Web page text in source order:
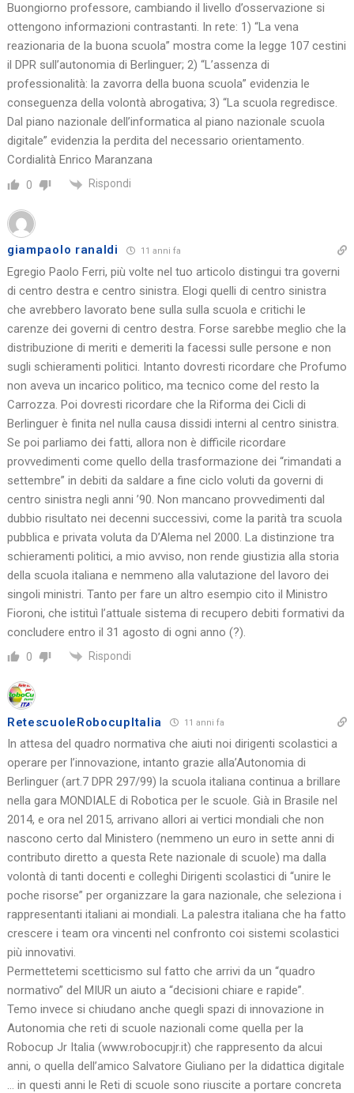
Buongiorno professore, cambiando il livello d’osservazione si
ottengono informazioni contrastanti. In rete: 1) “La vena
reazionaria de la buona scuola” mostra come la legge 107 cestini
il DPR sull’autonomia di Berlinguer; 2) “L’assenza di
professionalità: la zavorra della buona scuola” evidenzia le
conseguenza della volontà abrogativa; 3) “La scuola regredisce.
Dal piano nazionale dell’informatica al piano nazionale scuola
digitale” evidenzia la perdita del necessario orientamento.
Cordialità Enrico Maranzana
0 Rispondi
giampaolo ranaldi 11 anni fa
Egregio Paolo Ferri, più volte nel tuo articolo distingui tra governi
di centro destra e centro sinistra. Elogi quelli di centro sinistra
che avrebbero lavorato bene sulla sulla scuola e critichi le
carenze dei governi di centro destra. Forse sarebbe meglio che la
distribuzione di meriti e demeriti la facessi sulle persone e non
sugli schieramenti politici. Intanto dovresti ricordare che Profumo
non aveva un incarico politico, ma tecnico come del resto la
Carrozza. Poi dovresti ricordare che la Riforma dei Cicli di
Berlinguer è finita nel nulla causa dissidi interni al centro sinistra.
Se poi parliamo dei fatti, allora non è difficile ricordare
provvedimenti come quello della trasformazione dei “rimandati a
settembre” in debiti da saldare a fine ciclo voluti da governi di
centro sinistra negli anni ’90. Non mancano provvedimenti dal
dubbio risultato nei decenni successivi, come la parità tra scuola
pubblica e privata voluta da D’Alema nel 2000. La distinzione tra
schieramenti politici, a mio avviso, non rende giustizia alla storia
della scuola italiana e nemmeno alla valutazione del lavoro dei
singoli ministri. Tanto per fare un altro esempio cito il Ministro
Fioroni, che istituì l’attuale sistema di recupero debiti formativi da
concludere entro il 31 agosto di ogni anno (?).
0 Rispondi
RetescuoleRobocupItalia 11 anni fa
In attesa del quadro normativa che aiuti noi dirigenti scolastici a
operare per l’innovazione, intanto grazie alla’Autonomia di
Berlinguer (art.7 DPR 297/99) la scuola italiana continua a brillare
nella gara MONDIALE di Robotica per le scuole. Già in Brasile nel
2014, e ora nel 2015, arrivano allori ai vertici mondiali che non
nascono certo dal Ministero (nemmeno un euro in sette anni di
contributo diretto a questa Rete nazionale di scuole) ma dalla
volontà di tanti docenti e colleghi Dirigenti scolastici di “unire le
poche risorse” per organizzare la gara nazionale, che seleziona i
rappresentanti italiani ai mondiali. La palestra italiana che ha fatto
crescere i team ora vincenti nel confronto coi sistemi scolastici
più innovativi.
Permettetemi scetticismo sul fatto che arrivi da un “quadro
normativo” del MIUR un aiuto a “decisioni chiare e rapide”.
Temo invece si chiudano anche quegli spazi di innovazione in
Autonomia che reti di scuole nazionali come quella per la
Robocup Jr Italia (www.robocupjr.it) che rappresento da alcui
anni, o quella dell’amico Salvatore Giuliano per la didattica digitale
… in questi anni le Reti di scuole sono riuscite a portare concreta